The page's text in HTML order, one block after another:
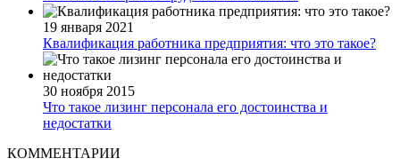
19 января 2021
Квалификация работника предприятия: что это такое?
30 ноября 2015
Что такое лизинг персонала его достоинства и
недостатки
КОММЕНТАРИИ